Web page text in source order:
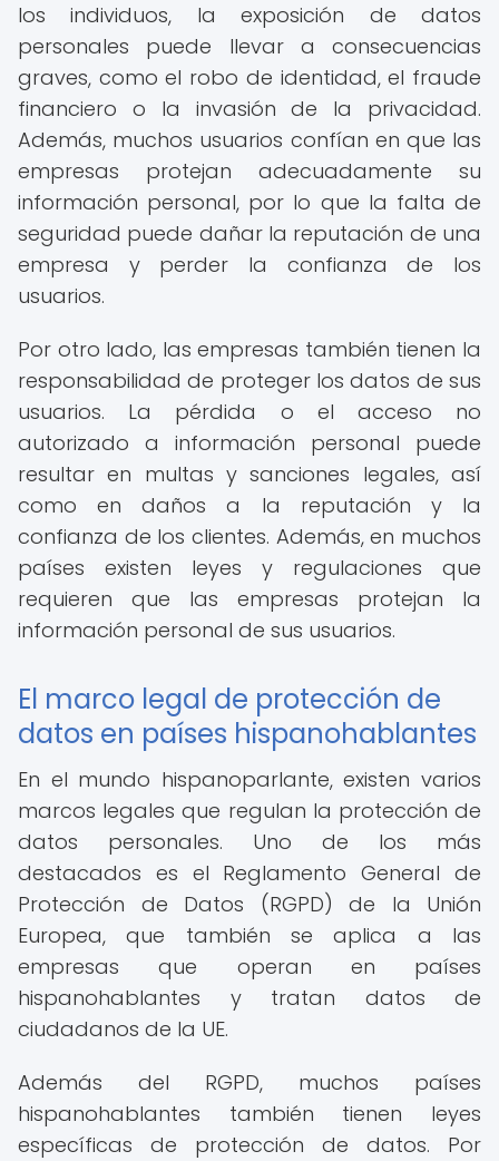
los individuos, la exposición de datos
personales puede llevar a consecuencias
graves, como el robo de identidad, el fraude
financiero o la invasión de la privacidad.
Además, muchos usuarios confían en que las
empresas protejan adecuadamente su
información personal, por lo que la falta de
seguridad puede dañar la reputación de una
empresa y perder la confianza de los
usuarios.
Por otro lado, las empresas también tienen la
responsabilidad de proteger los datos de sus
usuarios. La pérdida o el acceso no
autorizado a información personal puede
resultar en multas y sanciones legales, así
como en daños a la reputación y la
confianza de los clientes. Además, en muchos
países existen leyes y regulaciones que
requieren que las empresas protejan la
información personal de sus usuarios.
El marco legal de protección de
datos en países hispanohablantes
En el mundo hispanoparlante, existen varios
marcos legales que regulan la protección de
datos personales. Uno de los más
destacados es el Reglamento General de
Protección de Datos (RGPD) de la Unión
Europea, que también se aplica a las
empresas que operan en países
hispanohablantes y tratan datos de
ciudadanos de la UE.
Además del RGPD, muchos países
hispanohablantes también tienen leyes
específicas de protección de datos. Por